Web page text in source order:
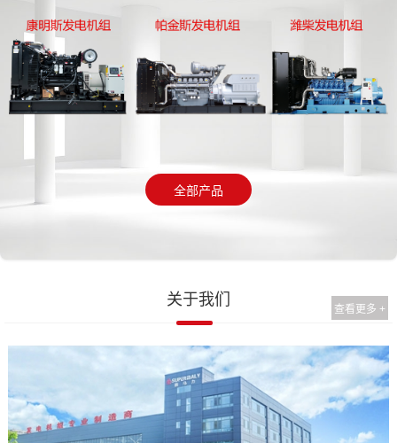
全部产品
关于我们
查看更多 +